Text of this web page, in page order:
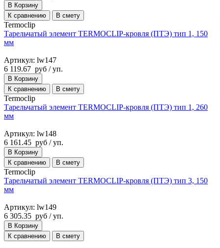
В Корзину
К сравнению
В смету
Termoclip
Тарельчатый элемент TERMOCLIP-кровля (ПТЭ) тип 1, 150
мм
Артикул: lw147
6 119.67 руб / уп.
В Корзину
К сравнению
В смету
Termoclip
Тарельчатый элемент TERMOCLIP-кровля (ПТЭ) тип 1, 260
мм
Артикул: lw148
6 161.45 руб / уп.
В Корзину
К сравнению
В смету
Termoclip
Тарельчатый элемент TERMOCLIP-кровля (ПТЭ) тип 3, 150
мм
Артикул: lw149
6 305.35 руб / уп.
В Корзину
К сравнению
В смету